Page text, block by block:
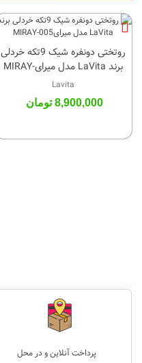
روتختی دونفره شیک 9تکه خردلی
برند LaVita مدل میرایMIRAY-
005
Lavita
8,900,000 تومان
پرداخت آنلاین و در محل